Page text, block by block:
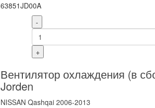
63851JD00A
-
+
Вентилятор охлаждения (в
Jorden
NISSAN Qashqai 2006-2013